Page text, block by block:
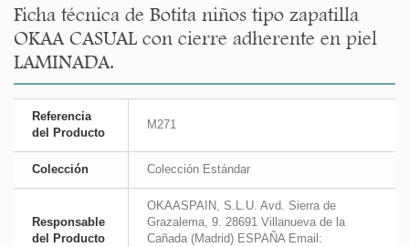
Ficha técnica de Botita niños tipo zapatilla
OKAA CASUAL con cierre adherente en piel
LAMINADA.
Referencia
del Producto
M271
Colección Colección Estándar
Responsable
del Producto
OKAASPAIN, S.L.U. Avd. Sierra de
Grazalema, 9. 28691 Villanueva de la
Cañada (Madrid) ESPAÑA Email: